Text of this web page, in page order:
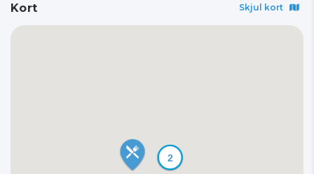
Kort Skjul kort
2